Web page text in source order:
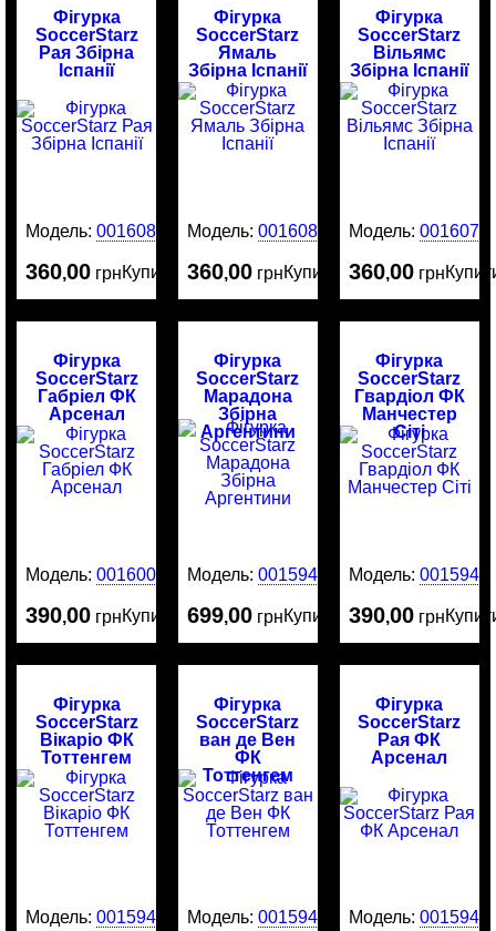
Фігурка
SoccerStarz
Рая Збірна
Іспанії
Модель:0016081
360,00 грнКупити
Фігурка
SoccerStarz
Ямаль
Збірна Іспанії
Модель:0016080
360,00 грнКупити
Фігурка
SoccerStarz
Вільямс
Збірна Іспанії
Модель: 0016079
360,00 грн
Фігурка
SoccerStarz
Габріел ФК
Арсенал
Модель:0016003
390,00 грнКупити
Фігурка
SoccerStarz
Марадона
Збірна
Аргентини
Модель:0015946
699,00 грнКупити
Фігурка
SoccerStarz
Гвардіол ФК
Манчестер
Сіті
Модель: 0015945
390,00 грн
Фігурка
SoccerStarz
Вікаріо ФК
Тоттенгем
Модель:0015944
Фігурка
SoccerStarz
ван де Вен
ФК
Тоттенгем
Модель:0015943
Фігурка
SoccerStarz
Рая ФК
Арсенал
Модель: 0015942